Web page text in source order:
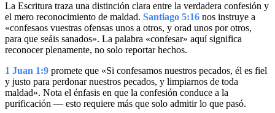
La Escritura traza una distinción clara entre la verdadera confesión y
el mero reconocimiento de maldad. Santiago 5:16 nos instruye a
«confesaos vuestras ofensas unos a otros, y orad unos por otros,
para que seáis sanados». La palabra «confesar» aquí significa
reconocer plenamente, no solo reportar hechos.
1 Juan 1:9 promete que «Si confesamos nuestros pecados, él es fiel
y justo para perdonar nuestros pecados, y limpiarnos de toda
maldad». Nota el énfasis en que la confesión conduce a la
purificación — esto requiere más que solo admitir lo que pasó.